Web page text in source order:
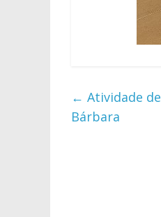
← Atividade
Bárbara